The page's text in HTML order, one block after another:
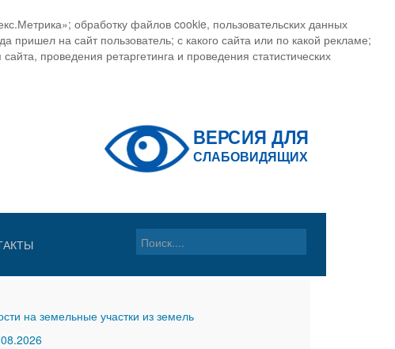
обработку файлов cookie, пользовательских данных
пришел на сайт пользователь; с какого сайта или по какой рекламе;
проведения ретаргетинга и проведения статистических
на земельные участки из земель